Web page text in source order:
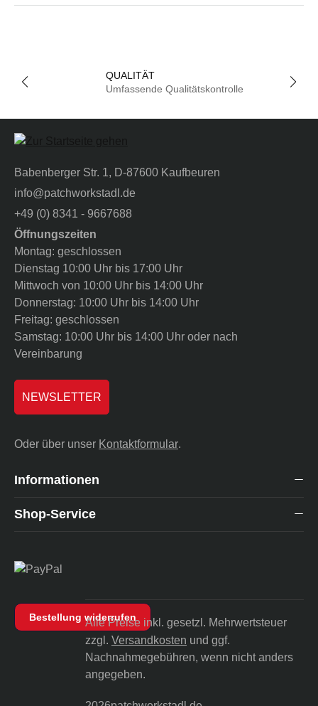
QUALITÄT
Umfassende Qualitätskontrolle
Babenberger Str. 1, D-87600 Kaufbeuren
info@patchworkstadl.de
+49 (0) 8341 - 9667688
Öffnungszeiten
Montag: geschlossen
Dienstag 10:00 Uhr bis 17:00 Uhr
Mittwoch von 10:00 Uhr bis 14:00 Uhr
Donnerstag: 10:00 Uhr bis 14:00 Uhr
Freitag: geschlossen
Samstag: 10:00 Uhr bis 14:00 Uhr oder nach
Vereinbarung
NEWSLETTER
Oder über unser Kontaktformular.
Informationen
Shop-Service
Bestellung widerrufenAlle Preise inkl. gesetzl. Mehrwertsteuer
zzgl. Versandkosten und ggf.
Nachnahmegebühren, wenn nicht anders
angegeben.